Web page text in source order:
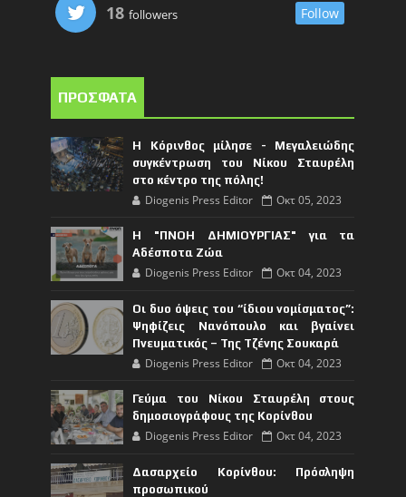
18 followers Follow
ΠΡΟΣΦΑΤΑ
Η Κόρινθος μίλησε - Μεγαλειώδης
συγκέντρωση του Νίκου Σταυρέλη
στο κέντρο της πόλης!
Diogenis Press Editor Οκτ 05, 2023
Η "ΠΝΟΗ ΔΗΜΙΟΥΡΓΙΑΣ" για τα
Αδέσποτα Ζώα
Diogenis Press Editor Οκτ 04, 2023
Οι δυο όψεις του “ίδιου νομίσματος”:
Ψηφίζεις Νανόπουλο και βγαίνει
Πνευματικός – Της Τζένης Σουκαρά
Diogenis Press Editor Οκτ 04, 2023
Γεύμα του Νίκου Σταυρέλη στους
δημοσιογράφους της Κορίνθου
Diogenis Press Editor Οκτ 04, 2023
Δασαρχείο Κορίνθου: Πρόσληψη
προσωπικού